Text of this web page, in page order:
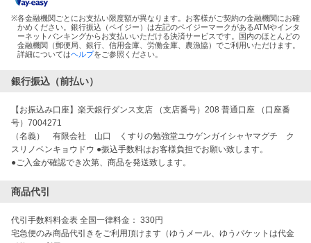
※各金融機関ごとにお支払い限度額が異なります。お客様がご契約の金融機関にお確
かめください。銀行振込（ペイジー）は左記のペイジーマークがあるATMやインタ
ーネットバンキングからお支払いいただける決済サービスです。国内のほとんどの
金融機関（郵便局、銀行、信用金庫、労働金庫、農漁協）でご利用いただけます。
詳細についてはヘルプをご参照ください。
銀行振込（前払い）
【お振込み口座】楽天銀行ダンス支店 （支店番号）208 普通口座 （口座番
号）7004271
（名義） 有限会社 山口 くすりの勉強堂ユウゲンガイシャヤマグチ ク
スリノベンキョウドウ ●振込手数料はお客様負担でお願い致します。
●ご入金が確認でき次第、商品を発送致します。
商品代引
代引手数料料金表 全国一律料金： 330円
宅急便のみ商品代引きをご利用頂けます（ゆうメール、ゆうパケットは代金